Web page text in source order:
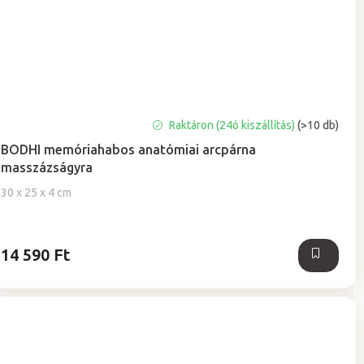
BODHI memóriahabos anatómiai arcpárna
masszázságyra
30 x 25 x 4 cm
átlagos
értékelése
5-
Raktáron (24ó kiszállítás)(>10 db)
14 590 Ft